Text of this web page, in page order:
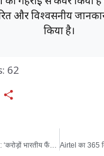
और विश्वसनीय
किया है।
62
W
r